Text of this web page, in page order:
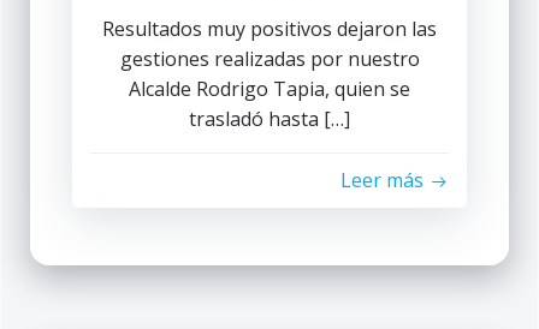
Resultados muy positivos dejaron las
gestiones realizadas por nuestro
Alcalde Rodrigo Tapia, quien se
trasladó hasta […]
Leer más